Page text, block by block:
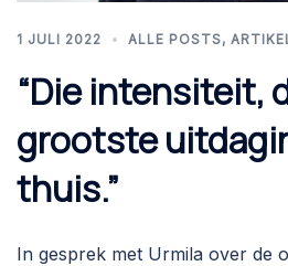
1 JULI 2022 ALLE POSTS,
“Die intensiteit,
grootste
thuis.”
In gesprek met Urmila over de